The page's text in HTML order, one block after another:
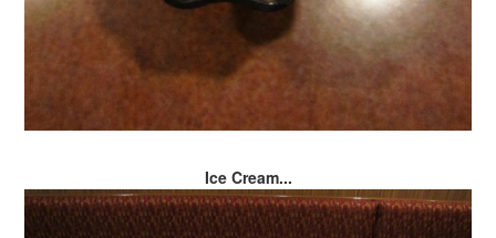
Ice Cream...